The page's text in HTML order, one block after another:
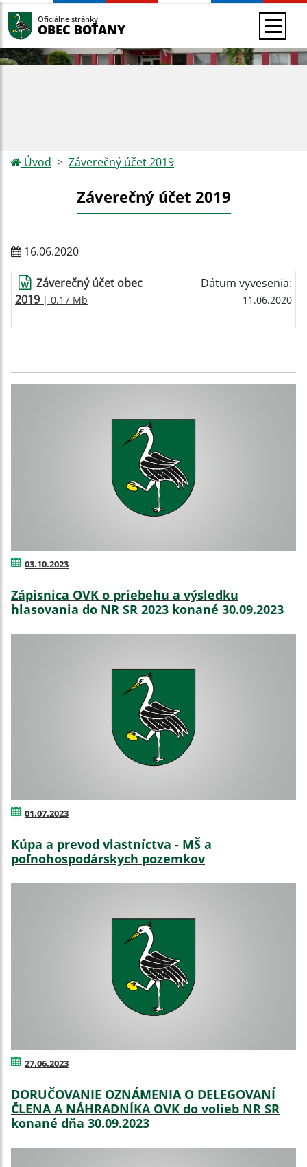
Oficiálne stránky
OBEC BOŤANY
Úvod Záverečný účet 2019
Záverečný účet 2019
16.06.2020
Záverečný účet obec
2019 | 0.17 Mb
Dátum vyvesenia:
11.06.2020
03.10.2023
Zápisnica OVK o priebehu a výsledku
hlasovania do NR SR 2023 konané 30.09.2023
01.07.2023
Kúpa a prevod vlastníctva - MŠ a
poľnohospodárskych pozemkov
27.06.2023
DORUČOVANIE OZNÁMENIA O DELEGOVANÍ
ČLENA A NÁHRADNÍKA OVK do volieb NR SR
konané dňa 30.09.2023